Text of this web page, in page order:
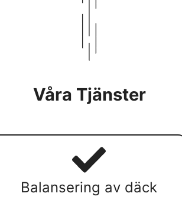
Våra Tjänster
Balansering av däck